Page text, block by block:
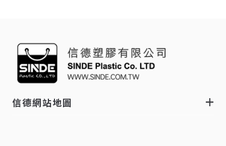
信德網站地圖